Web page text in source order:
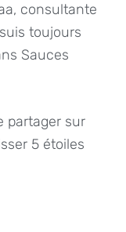
consultante
toujours
Sauces
partager sur
5 étoiles